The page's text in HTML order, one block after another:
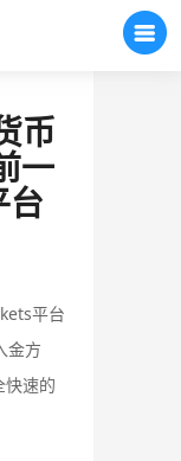
币
一
平台
金方
快速的